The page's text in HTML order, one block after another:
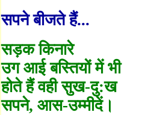
सपने बीजते हैं...
सड़क किनारे
उग आई बस्तियों में भी
होते हैं वही सुख-दु:ख
सपने, आस-उम्मीदें।